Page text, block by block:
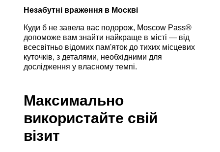
Незабутні враження в Москві
Куди б не завела вас подорож, Moscow Pass®
допоможе вам знайти найкраще в місті — від
всесвітньо відомих пам'яток до тихих місцевих
куточків, з деталями, необхідними для
дослідження у власному темпі.
Максимально
використайте свій
візит